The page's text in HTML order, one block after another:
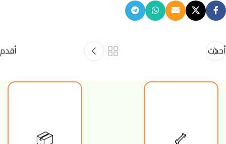
أحدث أقدم